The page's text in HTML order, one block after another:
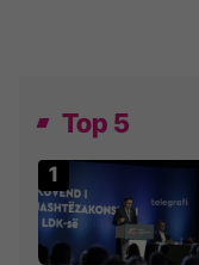
Top 5